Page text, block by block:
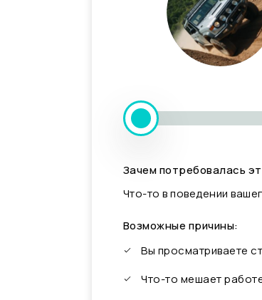
Зачем потребовалась
Что-то в поведении
Возможные причины:
Вы просматриваете
Что-то мешает